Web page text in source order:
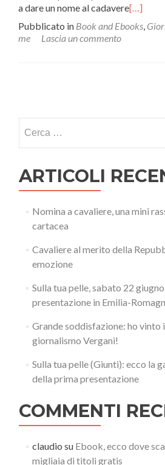
a dare un nome al cadavere[…]
Pubblicato in Book and Ebooks,
me
Lascia un commento
articoli
per:
ARTICOLI
Nomina a cavaliere, una mini
cartacea
Cavaliere al merito della
emozione
Sulla tua pelle, sabato 22
presentazione in Emilia-
Grande soddisfazione: ho vinto
giornalismo Vergani!
Sulla tua pelle (Giunti): ecco la
della prima presentazione
COMMENTI
claudio su Ebook, ecco dove
migliaia di titoli gratis